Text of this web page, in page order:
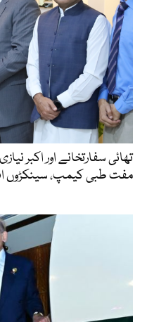
تھائی سفارتخانے اور اکبر
مفت طبی کیمپ، سینکڑوں